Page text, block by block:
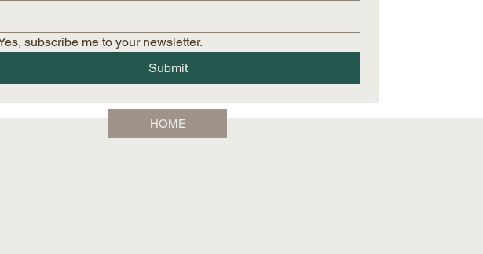
subscribe me to your newsletter.
Submit
HOME